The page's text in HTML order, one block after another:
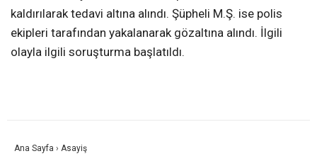
kaldırılarak tedavi altına alındı. Şüpheli M.Ş. ise polis
ekipleri tarafından yakalanarak gözaltına alındı. İlgili
olayla ilgili soruşturma başlatıldı.
Ana Sayfa › Asayiş